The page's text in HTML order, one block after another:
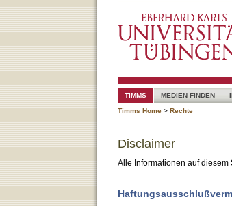
TIMMS MEDIEN FINDEN
Timms Home > Rechte
Disclaimer
Alle Informationen auf